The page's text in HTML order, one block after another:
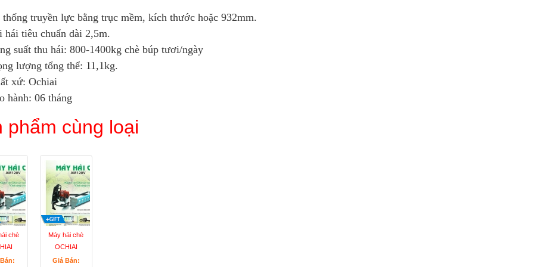
thống truyền lực bằng trục mềm, kích thước hoặc 932mm.
hái tiêu chuẩn dài 2,5m.
suất thu hái: 800-1400kg chè búp tươi/ngày
lượng tổng thể: 11,1kg.
xứ: Ochiai
hành: 06 tháng
phẩm cùng loại
chè
- 600
Máy hái chè
OCHIAI
AM120V, máy
Giá Bán: